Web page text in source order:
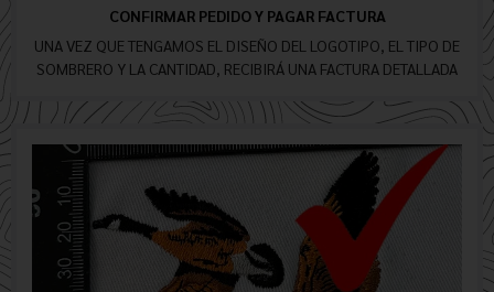
CONFIRMAR PEDIDO Y PAGAR FACTURA
UNA VEZ QUE TENGAMOS EL DISEÑO DEL LOGOTIPO, EL TIPO DE
SOMBRERO Y LA CANTIDAD, RECIBIRÁ UNA FACTURA DETALLADA